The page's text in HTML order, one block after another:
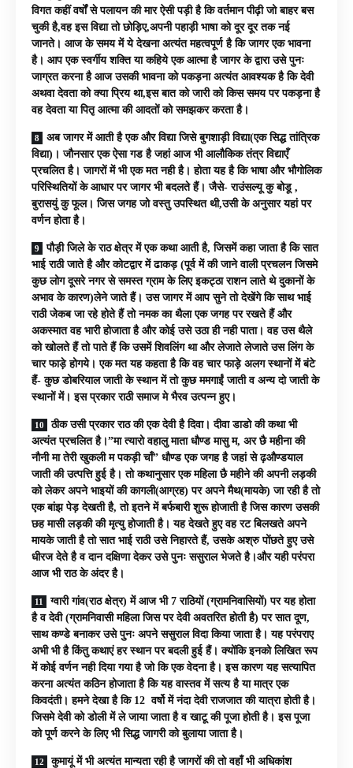
विगत कहीं वर्षों से पलायन की मार ऐसी पड़ी है कि वर्तमान पीढ़ी जो बाहर बस
चुकी है,वह इस विद्या तो छोड़िए,अपनी पहाड़ी भाषा को दूर दूर तक नई
जानते। आज के समय में ये देखना अत्यंत महत्वपूर्ण है कि जागर एक भावना
है। आप एक स्वर्गीय शक्ति या कहिये एक आत्मा है जागर के द्वारा उसे पुनः
जाग्रत करना है आज उसकी भावना को पकड़ना अत्यंत आवश्यक है कि देवी
अथवा देवता को क्या प्रिय था,इस बात को जारी को किस समय पर पकड़ना है
वह देवता या पितृ आत्मा की आदतों को समझकर करता है।
अब जागर में आती है एक और विद्या जिसे बुगशाड़ी विद्या(एक सिद्ध तांत्रिक
विद्या)। जौनसार एक ऐसा गड है जहां आज भी आलौकिक तंत्र विद्याएँ
प्रचलित है। जागरों में भी एक मत नही है। होता यह है कि भाषा और भौगोलिक
परिस्थितियों के आधार पर जागर भी बदलते हैं। जैसे- राउंसल्यू कु बोडू ,
बुरासयुं कु फूल। जिस जगह जो वस्तु उपस्थित थी,उसी के अनुसार यहां पर
वर्णन होता है।
पौड़ी जिले के राठ क्षेत्र में एक कथा आती है, जिसमें कहा जाता है कि सात
भाई राठी जाते है और कोटद्वार में ढाकड़ (पूर्व में की जाने वाली प्रचलन जिसमे
कुछ लोग दूसरे नगर से समस्त ग्राम के लिए इकट्ठा राशन लाते थे दुकानों के
अभाव के कारण)लेने जाते हैं। उस जागर में आप सुने तो देखेंगे कि साथ भाई
राठी जेकब जा रहे होते हैं तो नमक का थैला एक जगह पर रखते हैं और
अकस्मात वह भारी होजाता है और कोई उसे उठा ही नही पाता। वह उस थैले
को खोलते हैं तो पाते हैं कि उसमें शिवलिंग था और लेजाते लेजाते उस लिंग के
चार फाड़े होगये। एक मत यह कहता है कि वह चार फाड़े अलग स्थानों में बंटे
हैं- कुछ डोबरियाल जाती के स्थान में तो कुछ ममगाईं जाती व अन्य दो जाती के
स्थानों में। इस प्रकार राठी समाज मे भैरव उत्पन्न हुए।
ठीक उसी प्रकार राठ की एक देवी है दिवा। दीवा डाडो की कथा भी
अत्यंत प्रचलित है।”मा त्यारो वहालु माता धौण्ड मासु म, अर छै महीना की
नौनी मा तेरी खुकली म पकड़ी चाँ” धौण्ड एक जगह है जहां से ढ़औण्डयाल
जाती की उत्पत्ति हुई है। तो कथानुसार एक महिला छै महीने की अपनी लड़की
को लेकर अपने भाइयों की कागली(आग्रह) पर अपने मैथ(मायके) जा रही है तो
एक बांझ पेड़ देखती है, तो इतने में बर्फबारी शुरू होजाती है जिस कारण उसकी
छह मासी लड़की की मृत्यु होजाती है। यह देखते हुए वह रट बिलखते अपने
मायके जाती है तो सात भाई राठी उसे निहारते हैं, उसके अश्रु पोंछते हुए उसे
धीरज देते है व दान दक्षिणा देकर उसे पुनः ससुराल भेजते है।और यही परंपरा
आज भी राठ के अंदर है।
ग्वारी गांव(राठ क्षेत्र) में आज भी 7 राठियों (ग्रामनिवासियों) पर यह होता
है व देवी (ग्रामनिवासी महिला जिस पर देवी अवतरित होती है) पर सात दूण,
साथ कण्डे बनाकर उसे पुनः अपने ससुराल विदा किया जाता है। यह परंपराए
अभी भी है किंतु कथाएं हर स्थान पर बदली हुई हैं। क्योंकि इनको लिखित रूप
में कोई वर्णन नही दिया गया है जो कि एक वेदना है। इस कारण यह सत्यापित
करना अत्यंत कठिन होजाता है कि यह वास्तव में सत्य है या मात्र एक
किवदंती। हमने देखा है कि 12 वर्षो में नंदा देवी राजजात की यात्रा होती है।
जिसमे देवी को डोली में ले जाया जाता है व खाटू की पूजा होती है। इस पूजा
को पूर्ण करने के लिए भी सिद्ध जागरी को बुलाया जाता है।
कुमायूं में भी अत्यंत मान्यता रही है जागरों की तो वहाँ भी अधिकांश